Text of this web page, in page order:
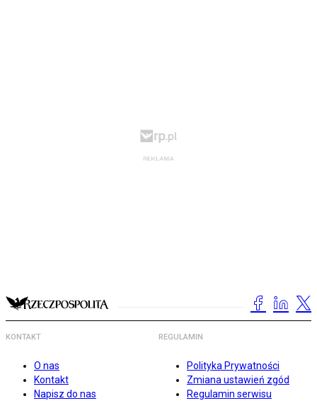
KONTAKT
O nas
Kontakt
Napisz do nas
REGULAMIN
Polityka Prywatności
Zmiana ustawień zgód
Regulamin serwisu